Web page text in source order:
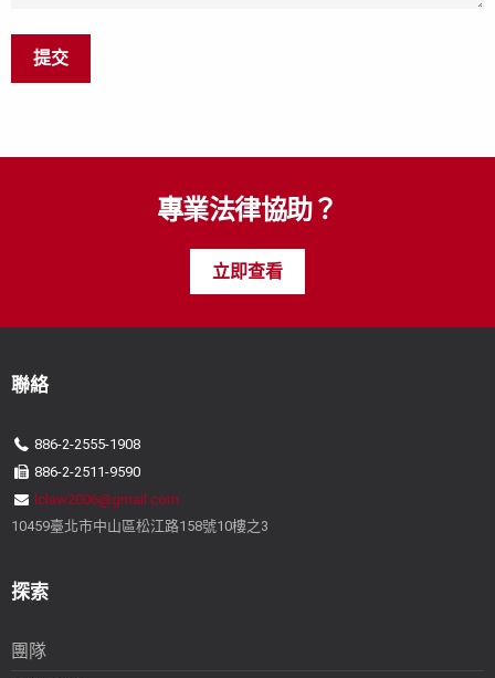
提交
專業法律協助？
立即查看
聯絡
886-2-2555-1908
886-2-2511-9590
lclaw2006@gmail.com
10459臺北市中山區松江路158號10樓之3
探索
團隊